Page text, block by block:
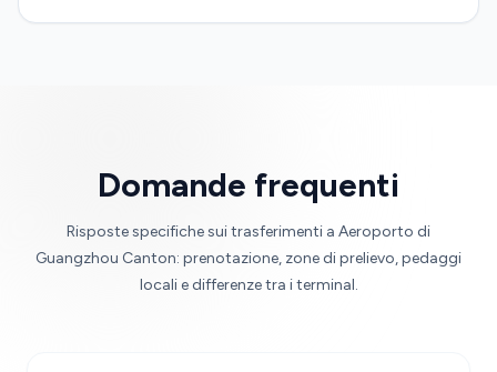
Domande frequenti
Risposte specifiche sui trasferimenti a Aeroporto di
Guangzhou Canton: prenotazione, zone di prelievo, pedaggi
locali e differenze tra i terminal.